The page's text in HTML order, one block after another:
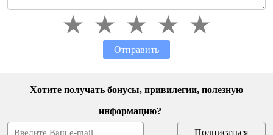
Отправить
Хотите получать бонусы, привилегии, полезную
информацию?